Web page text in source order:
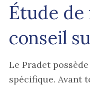
Étude
conseil
Le Pradet
spécifique. Avant